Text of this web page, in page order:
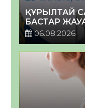
ҚҰРЫЛТАЙ
БАСТАР
06.08.2026